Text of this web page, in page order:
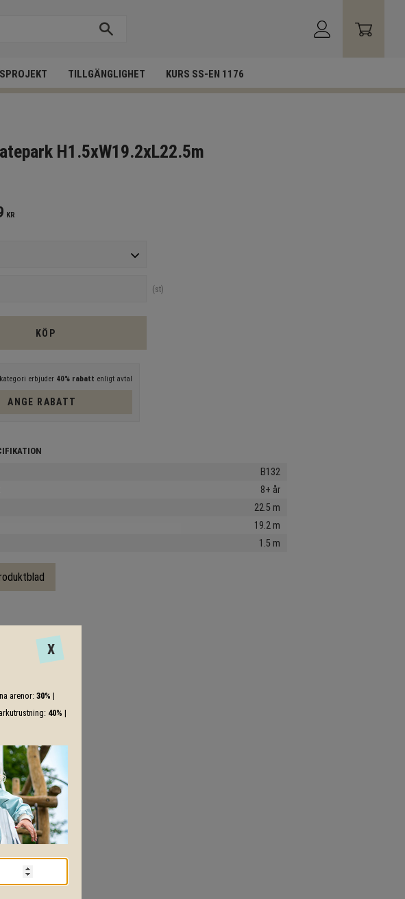
TILLGÄNGLIGHET KURS SS-EN 1176
H1.5xW19.2xL22.5m
KR
st
KÖP
erbjuder 40% rabatt enligt avtal
ANGE RABATT
B132
8+ år
22.5 m
19.2 m
1.5 m
X
arenor:30% |
40% |